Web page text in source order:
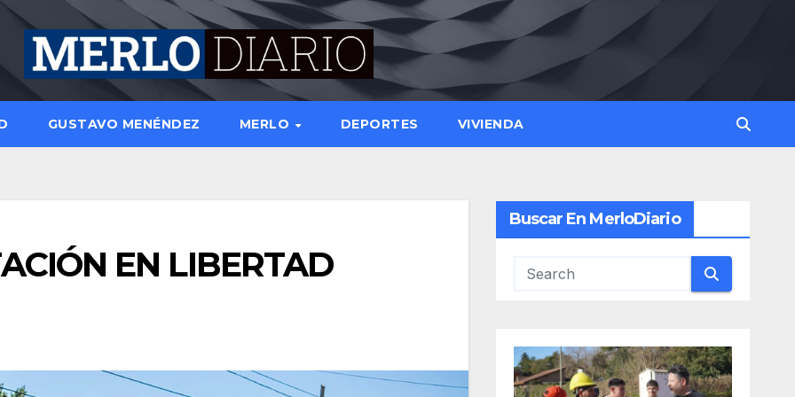
GUSTAVO MENÉNDEZ MERLO DEPORTES VIVIENDA
EN LIBERTAD
Buscar En MerloDiario